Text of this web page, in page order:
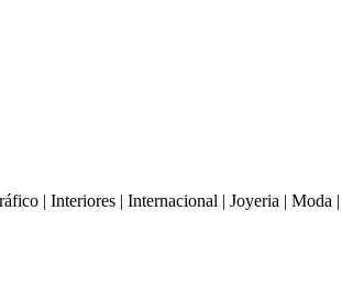
| Interiores | Internacional | Joyeria | Moda